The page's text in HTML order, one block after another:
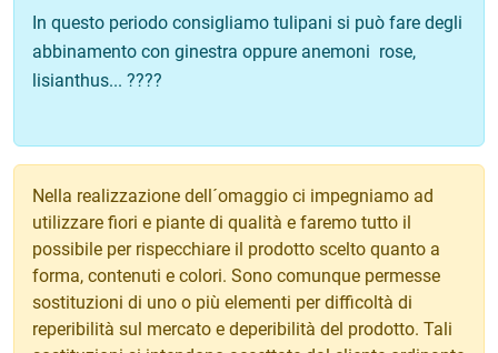
In questo periodo consigliamo tulipani si può fare degli
abbinamento con ginestra oppure anemoni rose,
lisianthus... ????
Nella realizzazione dell´omaggio ci impegniamo ad
utilizzare fiori e piante di qualità e faremo tutto il
possibile per rispecchiare il prodotto scelto quanto a
forma, contenuti e colori. Sono comunque permesse
sostituzioni di uno o più elementi per difficoltà di
reperibilità sul mercato e deperibilità del prodotto. Tali